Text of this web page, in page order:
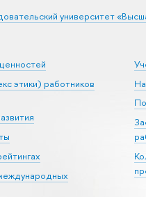
университет
этики) работников